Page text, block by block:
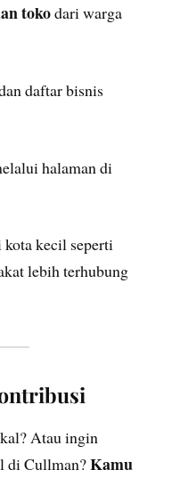
tokodari warga
daftar bisnis
halaman di
kecil seperti
lebih terhubung
Atau ingin
di Cullman?Kamu